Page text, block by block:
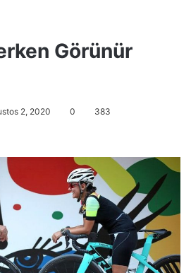
Görünür
2, 2020 0 383